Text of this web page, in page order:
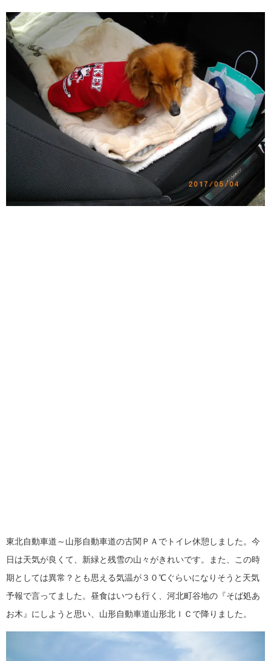
東北自動車道～山形自動車道の古関ＰＡでトイレ休憩しました。今
日は天気が良くて、新緑と残雪の山々がきれいです。また、この時
期としては異常？とも思える気温が３０℃ぐらいになりそうと天気
予報で言ってました。昼食はいつも行く、河北町谷地の『そば処あ
お木』にしようと思い、山形自動車道山形北ＩＣで降りました。